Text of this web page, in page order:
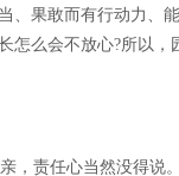
果敢而有行动力、
怎么会不放心?所以
责任心当然没得说